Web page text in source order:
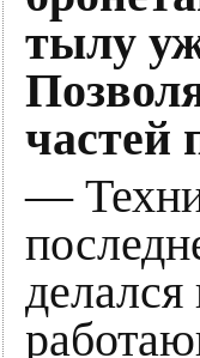
тылу
частей
—